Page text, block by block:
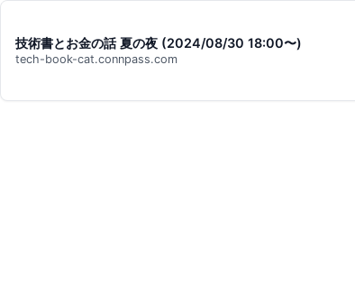
技術書とお金の話 夏の夜 (2024/08/30 18:00〜)
tech-book-cat.connpass.com